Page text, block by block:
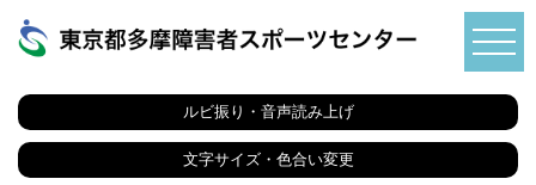
ルビ振り・音声読み上げ
文字サイズ・色合い変更